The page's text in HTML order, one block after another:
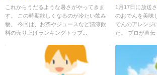
これからうだるような暑さがやってきま
す。 この時期欲しくなるのが冷たい飲み
物。 今回は、お茶やジュースなど清涼飲
料の売り上げランキングトップ...
1月17日に放送
のおでんを美味
でんのアレンジ
た。 プロが直伝